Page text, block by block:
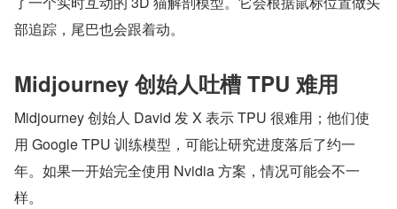
部追踪，尾巴也会跟着动。
Midjourney 创始人吐槽 TPU 难用
Midjourney 创始人 David 发 X 表示 TPU 很难用；他们使
用 Google TPU 训练模型，可能让研究进度落后了约一
年。如果一开始完全使用 Nvidia 方案，情况可能会不一
样。